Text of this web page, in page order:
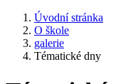
Úvodní stránka
O škole
galerie
Tématické dny